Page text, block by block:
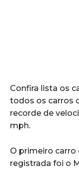
Confira lista os
todos os carros
recorde de
mph.
O primeiro
registrada foi o